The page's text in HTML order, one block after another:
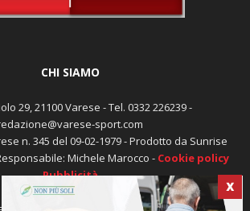
X
CHI SIAMO
29, 21100 Varese - Tel. 0332 226239 -
sport.com
n. 345 del 09-02-1979 - Prodotto da Sunrise
Michele Marocco - Cookie policy
Pubblicità